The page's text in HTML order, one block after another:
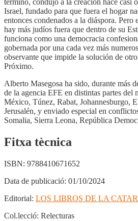
término, condujo a la creación hace casi
Israel, fundado para que fuera el hogar
entonces condenados a la diáspora. Pero
hay más judíos fuera que dentro de su
funciona como una democracia
gobernada por una cada vez más
observante que impide la solución de
Próximo.
Alberto Masegosa ha sido, durante más
de la agencia EFE en distintas partes del
México, Túnez, Rabat, Johannesburgo,
Jerusalén, y enviado especial en
Somalia, Sierra Leona, República
Fitxa tècnica
ISBN: 9788410671652
Data de publicació: 01/10/2024
Editorial: LOS LIBROS DE LA
Col.lecció: Relecturas